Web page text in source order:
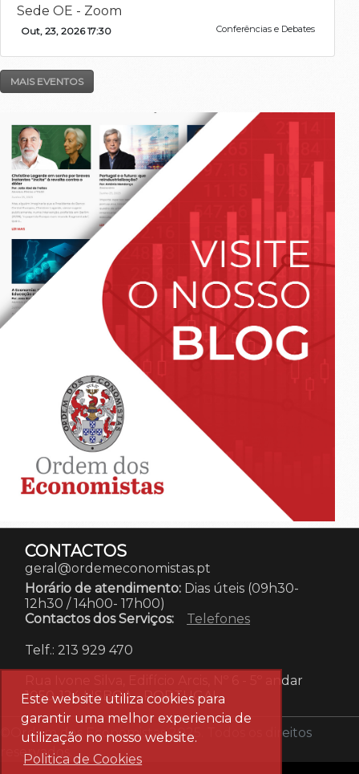
Este website utiliza cookies para
garantir uma melhor experiencia de
utilização no nosso website.
Politica de Cookies
Sede OE - Zoom
Out, 23, 2026 17:30 Conferências e Debates
MAIS EVENTOS
CONTACTOS
geral@ordemeconomistas.pt
Horário de atendimento: Dias úteis (09h30-
12h30 / 14h00- 17h00)
Contactos dos Serviços:
Telefones
Telf.: 213 929 470
Rua Ivone Silva, Edifício Arcis, Nº 6 - 5º andar
1050-124 LISBOA- PORTUGAL
©Ordem dos Economistas 2025. Todos os direitos
reservados.